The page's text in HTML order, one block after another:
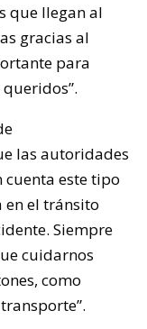
que llegan al
gracias al
para
las autoridades
cuenta este tipo
en el tránsito
Siempre
cuidarnos
como